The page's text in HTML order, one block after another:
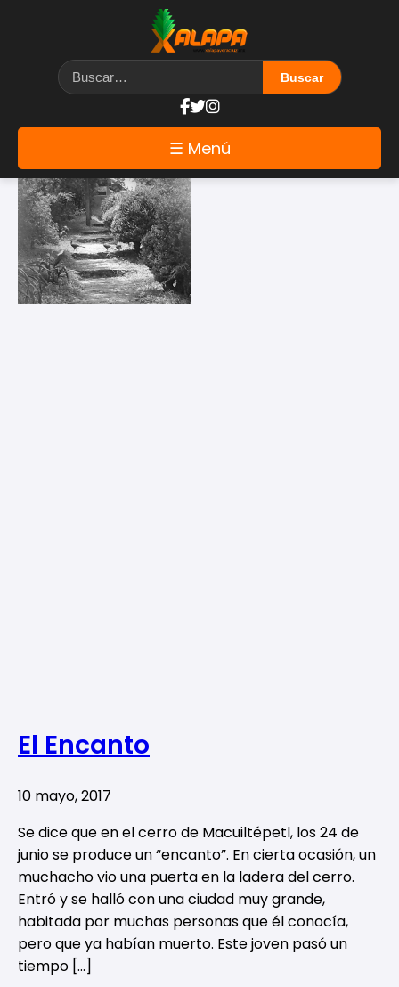
☰ Menú
Etiqueta: encanto
El Encanto
10 mayo, 2017
Se dice que en el cerro de Macuiltépetl, los 24 de
junio se produce un “encanto”. En cierta ocasión, un
muchacho vio una puerta en la ladera del cerro.
Entró y se halló con una ciudad muy grande,
habitada por muchas personas que él conocía,
pero que ya habían muerto. Este joven pasó un
tiempo […]